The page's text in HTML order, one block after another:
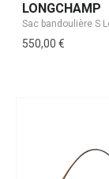
LONGCHAMP
550,00 €